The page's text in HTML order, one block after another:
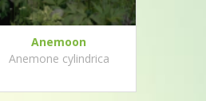
Anemoon
Anemone cylindrica